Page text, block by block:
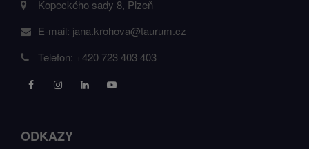
Kopeckého sady 8, Plzeň
E-mail: jana.krohova@taurum.cz
Telefon: +420 723 403 403
ODKAZY